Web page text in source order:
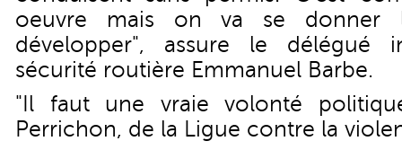
oeuvre mais on va se donner
développer", assure le délégué
sécurité routière Emmanuel Barbe.
"Il faut une vraie volonté
Perrichon, de la Ligue contre la